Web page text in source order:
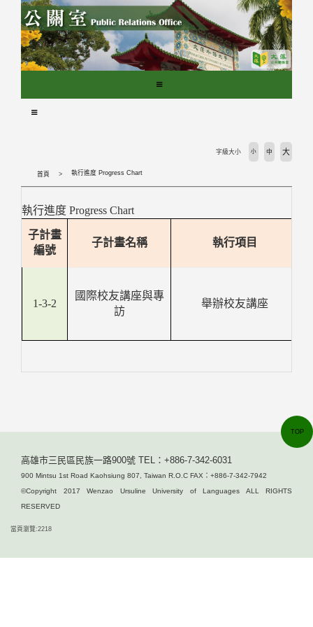
首頁 執行進度 Progress Chart
字級大小 小 中 大
執行進度 Progress Chart
子計畫
編號
子計畫名稱
執行項目
1-3-2
國際校友講座與專
訪
舉辦校友講座
高雄市三民區民族一路900號 TEL：+886-7-342-6031
900 Mintsu 1st Road Kaohsiung 807, Taiwan R.O.C FAX：+886-7-342-7942
©Copyright 2017 Wenzao Ursuline University of Languages ALL RIGHTS
RESERVED
當頁瀏覽:2218
TOP